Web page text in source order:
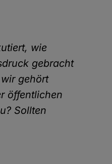
wie
gebracht
gehört
öffentlichen
Sollten